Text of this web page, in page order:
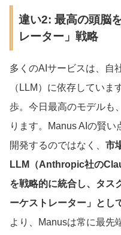
違い2: 最高の頭脳
レーター」戦略
多くのAIサービスは、自
（LLM）に依存していま
歩。今日最高のモデルも
ります。Manus AIの賢
開発するのではなく、 市
LLM（Anthropic社の
を戦略的に統合し、タス
ーケストレーター」とし
より、Manusは常に最先